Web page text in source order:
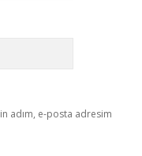
adım, e-posta adresim